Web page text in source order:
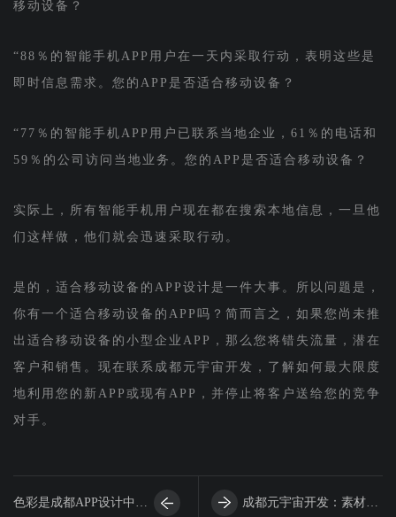
移动设备？
“88％的智能手机APP用户在一天内采取行动，表明这些是
即时信息需求。您的APP是否适合移动设备？
“77％的智能手机APP用户已联系当地企业，61％的电话和
59％的公司访问当地业务。您的APP是否适合移动设备？
实际上，所有智能手机用户现在都在搜索本地信息，一旦他
们这样做，他们就会迅速采取行动。
是的，适合移动设备的APP设计是一件大事。所以问题是，
你有一个适合移动设备的APP吗？简而言之，如果您尚未推
出适合移动设备的小型企业APP，那么您将错失流量，潜在
客户和销售。现在联系成都元宇宙开发，了解如何最大限度
地利用您的新APP或现有APP，并停止将客户送给您的竞争
对手。
色彩是成都APP设计中至 成都元宇宙开发：素材图